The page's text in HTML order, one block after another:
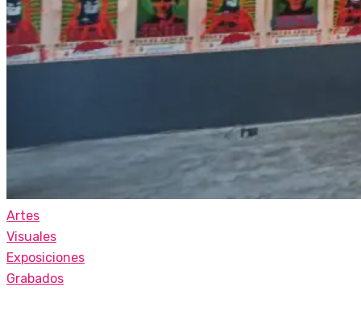
Artes
Visuales
Exposiciones
Grabados